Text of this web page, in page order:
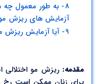
8- به طور معمول
آزمایش های ریزش
9- آیا آزمایش ریزش مو دردناک است؟
مقدمه: ریزش مو